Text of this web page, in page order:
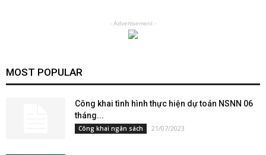
- Advertisement -
MOST POPULAR
Công khai tình hình thực hiện dự toán NSNN 06
tháng...
Công khai ngân sách 21/07/2023